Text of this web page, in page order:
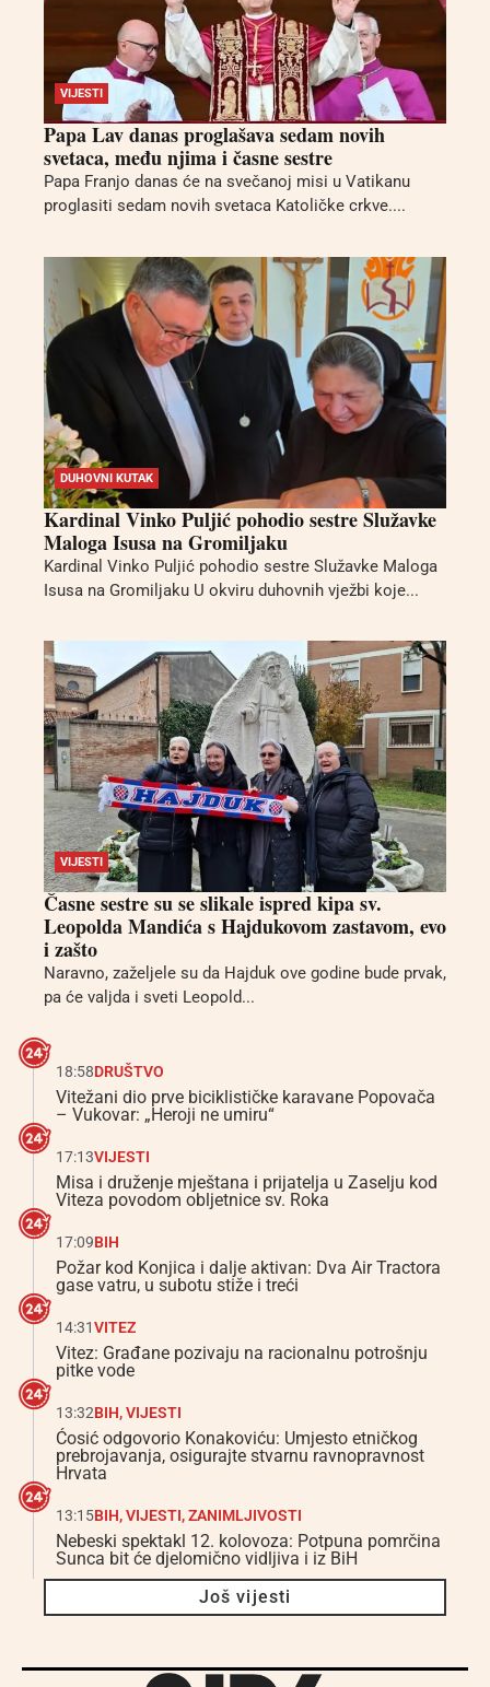
VIJESTI
Papa Lav danas proglašava sedam novih
svetaca, među njima i časne sestre
Papa Franjo danas će na svečanoj misi u Vatikanu
proglasiti sedam novih svetaca Katoličke crkve....
DUHOVNI KUTAK
Kardinal Vinko Puljić pohodio sestre Služavke
Maloga Isusa na Gromiljaku
Kardinal Vinko Puljić pohodio sestre Služavke Maloga
Isusa na Gromiljaku U okviru duhovnih vježbi koje...
VIJESTI
Časne sestre su se slikale ispred kipa sv.
Leopolda Mandića s Hajdukovom zastavom, evo
i zašto
Naravno, zaželjele su da Hajduk ove godine bude prvak,
pa će valjda i sveti Leopold...
18:58DRUŠTVO
Vitežani dio prve biciklističke karavane Popovača
– Vukovar: „Heroji ne umiru“
17:13VIJESTI
Misa i druženje mještana i prijatelja u Zaselju kod
Viteza povodom obljetnice sv. Roka
17:09BIH
Požar kod Konjica i dalje aktivan: Dva Air Tractora
gase vatru, u subotu stiže i treći
14:31VITEZ
Vitez: Građane pozivaju na racionalnu potrošnju
pitke vode
13:32BIH,VIJESTI
Ćosić odgovorio Konakoviću: Umjesto etničkog
prebrojavanja, osigurajte stvarnu ravnopravnost
Hrvata
13:15BIH,VIJESTI,ZANIMLJIVOSTI
Nebeski spektakl 12. kolovoza: Potpuna pomrčina
Sunca bit će djelomično vidljiva i iz BiH
Još vijesti